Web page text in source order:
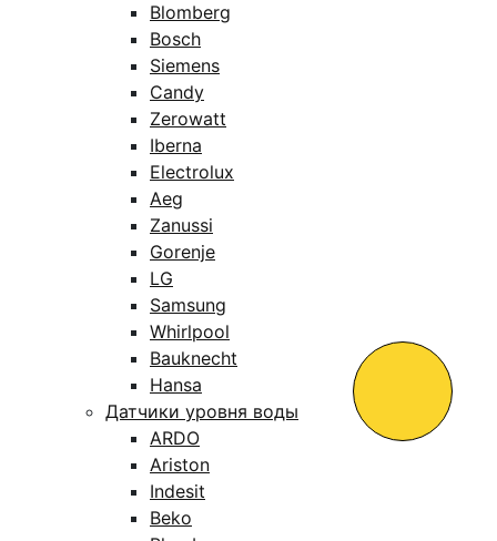
Blomberg
Bosch
Siemens
Candy
Zerowatt
Iberna
Electrolux
Aeg
Zanussi
Gorenje
LG
Samsung
Whirlpool
Bauknecht
Hansa
Датчики уровня воды
ARDO
Ariston
Indesit
Beko